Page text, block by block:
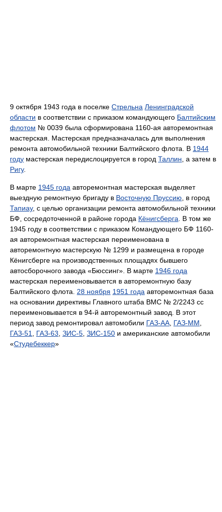
9 октября 1943 года в поселке Стрельна Ленинградской
области в соответствии с приказом командующего Балтийским
флотом № 0039 была сформирована 1160-ая авторемонтная
мастерская. Мастерская предназначалась для выполнения
ремонта автомобильной техники Балтийского флота. В 1944
году мастерская передислоцируется в город Таллин , а затем в
Ригу.
В марте 1945 года авторемонтная мастерская выделяет
выездную ремонтную бригаду в Восточную Пруссию , в город
Тапиау, с целью организации ремонта автомобильной техники
БФ, сосредоточенной в районе города Кёнигсберга . В том же
1945 году в соответствии с приказом Командующего БФ 1160-
ая авторемонтная мастерская переименована в
авторемонтную мастерскую № 1299 и размещена в городе
Кёнигсберге на производственных площадях бывшего
автосборочного завода «Бюссинг». В марте 1946 года
мастерская переименовывается в авторемонтную базу
Балтийского флота. 28 ноября 1951 года авторемонтная база
на основании директивы Главного штаба ВМС № 2/2243 сс
переименовывается в 94-й авторемонтный завод. В этот
период завод ремонтировал автомобили ГАЗ-АА ГАЗ-ММ
ГАЗ-51
ГАЗ-63 ЗИС-5 ЗИС-150 и американские автомобили
«Студебеккер»